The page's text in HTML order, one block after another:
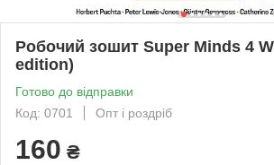
Робочий зошит Super Minds 4
edition)
Готово до відправки
Код: 0701
Опт і роздріб
160 ₴